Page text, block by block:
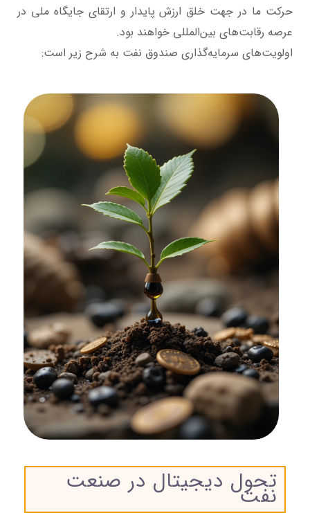
حرکت ما در جهت خلق ارزش پایدار و ارتقای جایگاه ملی در
عرصه رقابت‌های بین‌المللی خواهند بود.
اولویت‌های سرمایه‌گذاری صندوق نفت به شرح زیر است:
تحول دیجیتال در صنعت
نفت